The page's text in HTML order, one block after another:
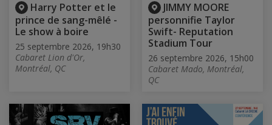
Harry Potter et le
prince de sang-mêlé -
Le show à boire
25 septembre 2026, 19h30
Cabaret Lion d'Or,
Montréal, QC
JIMMY MOORE
personnifie Taylor
Swift- Reputation
Stadium Tour
26 septembre 2026, 15h00
Cabaret Mado, Montréal,
QC